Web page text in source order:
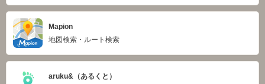
Mapion
地図検索・ルート検索
aruku&（あるくと）